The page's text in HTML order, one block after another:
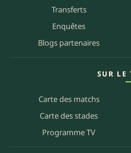
Transferts
Enquêtes
Blogs partenaires
SUR LE
Carte des matchs
Carte des stades
Programme TV